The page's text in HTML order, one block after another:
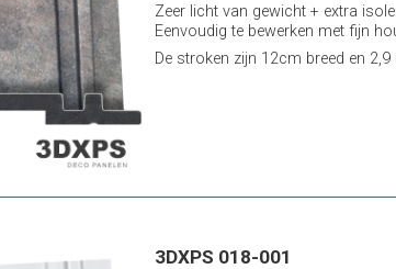
Zeer licht van gewicht + extra
Eenvoudig te bewerken met fijn
De stroken zijn 12cm breed en 2,9
3DXPS 018-001